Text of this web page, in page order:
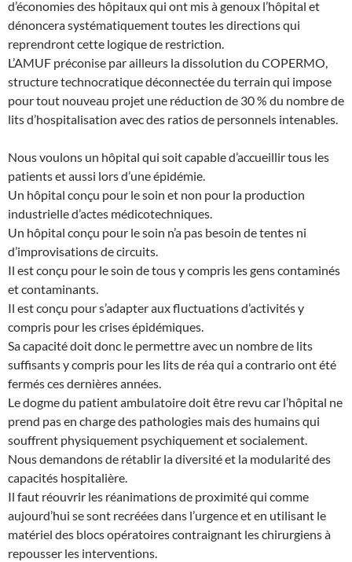
d’économies des hôpitaux qui ont mis à genoux l’hôpital et
dénoncera systématiquement toutes les directions qui
reprendront cette logique de restriction.
L’AMUF préconise par ailleurs la dissolution du COPERMO,
structure technocratique déconnectée du terrain qui impose
pour tout nouveau projet une réduction de 30 % du nombre de
lits d’hospitalisation avec des ratios de personnels intenables.
Nous voulons un hôpital qui soit capable d’accueillir tous les
patients et aussi lors d’une épidémie.
Un hôpital conçu pour le soin et non pour la production
industrielle d’actes médicotechniques.
Un hôpital conçu pour le soin n’a pas besoin de tentes ni
d’improvisations de circuits.
Il est conçu pour le soin de tous y compris les gens contaminés
et contaminants.
Il est conçu pour s’adapter aux fluctuations d’activités y
compris pour les crises épidémiques.
Sa capacité doit donc le permettre avec un nombre de lits
suffisants y compris pour les lits de réa qui a contrario ont été
fermés ces dernières années.
Le dogme du patient ambulatoire doit être revu car l’hôpital ne
prend pas en charge des pathologies mais des humains qui
souffrent physiquement psychiquement et socialement.
Nous demandons de rétablir la diversité et la modularité des
capacités hospitalière.
Il faut réouvrir les réanimations de proximité qui comme
aujourd’hui se sont recréées dans l’urgence et en utilisant le
matériel des blocs opératoires contraignant les chirurgiens à
repousser les interventions.